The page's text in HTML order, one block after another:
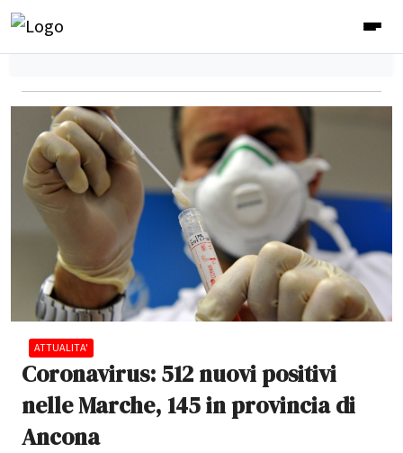
ATTUALITA'
Coronavirus: 512 nuovi positivi
nelle Marche, 145 in provincia di
Ancona